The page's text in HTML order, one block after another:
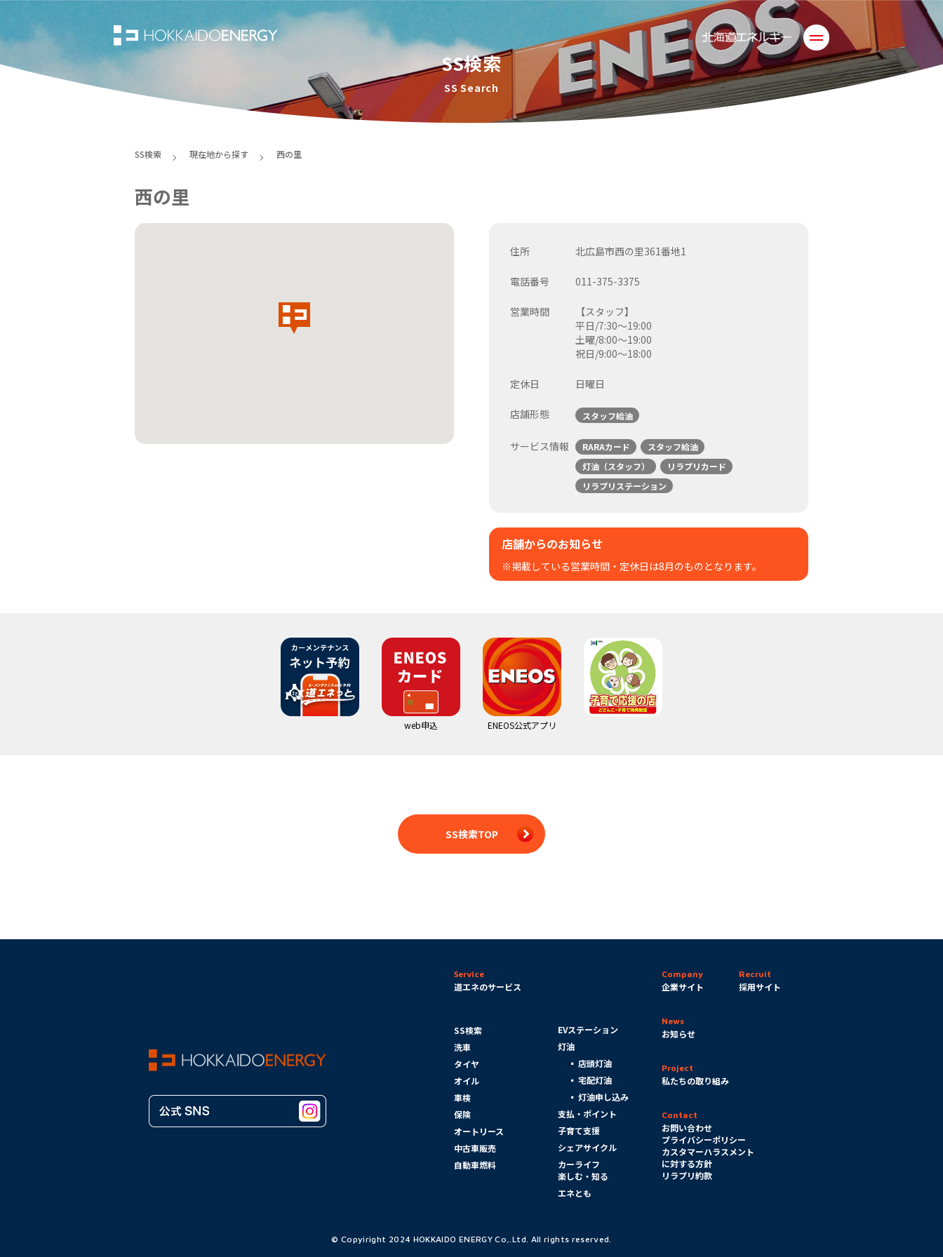
SS検索
SS Search
SS検索 現在地から探す 西の里
西の里
住所 北広島市西の里361番地1
電話番号 011-375-3375
営業時間
【スタッフ】
平日/7:30～19:00
土曜/8:00～19:00
祝日/9:00～18:00
定休日 日曜日
店舗形態 スタッフ給油
サービス情報 RARAカード
スタッフ給油
灯油（スタッフ）
リラプリカード
リラプリステーション
店舗からのお知らせ
※掲載している営業時間・定休日は8月のものとなります。
web申込 ENEOS公式アプリ
SS検索TOP
道エネのサービス
SS検索
洗車
タイヤ
オイル
車検
保険
オートリース
中古車販売
自動車燃料
EVステーション
灯油
店頭灯油
宅配灯油
灯油申し込み
支払・ポイント
子育て支援
シェアサイクル
カーライフ
楽しむ・知る
エネとも
企業サイト 採用サイト
お知らせ
私たちの取り組み
お問い合わせ
プライバシーポリシー
カスタマーハラスメント
に対する方針
リラプリ約款
© Copyiright 2024 HOKKAIDO ENERGY Co,.Ltd. All rights reserved.